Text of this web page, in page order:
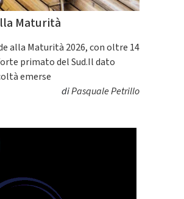
Maturità
alla Maturità 2026, con oltre 14
primato del Sud.Il dato
emerse
diPasquale Petrillo